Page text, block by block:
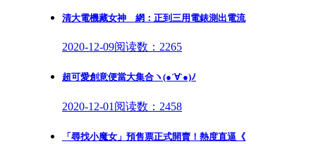
清大電機藏女神 網：正到三用電錶測出電流
2020-12-09阅读数：2265
超可愛創意便當大集合ヽ(●´∀`●)ﾉ
2020-12-01 阅读数：2458
「尋找小魔女」預售票正式開賣！熱度直逼《